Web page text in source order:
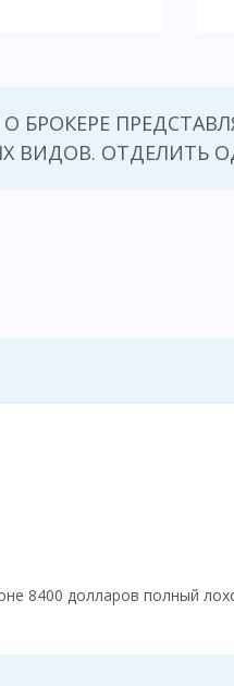
БРОКЕРЕ
ВИДОВ. ОТДЕЛИТЬ
8400 долларов полный